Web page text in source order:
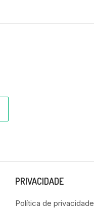
PRIVACIDADE
Política de privacidade